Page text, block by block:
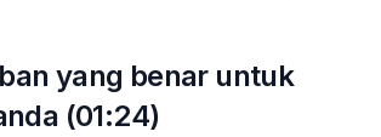
yang benar untuk
(01:24)